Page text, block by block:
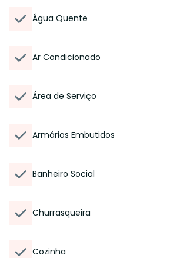
Água Quente
Ar Condicionado
Área de Serviço
Armários Embutidos
Banheiro Social
Churrasqueira
Cozinha